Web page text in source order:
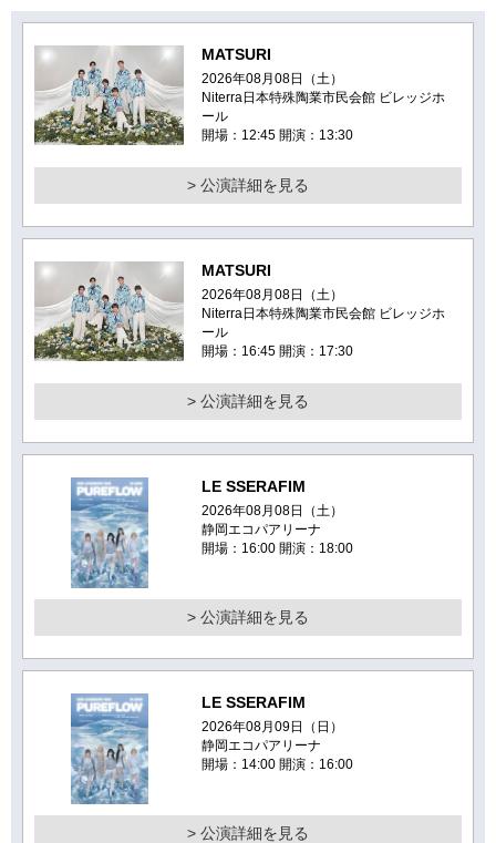
MATSURI
2026年08月08日（土）
Niterra日本特殊陶業市民会館 ビレッジホ
ール
開場：12:45 開演：13:30
> 公演詳細を見る
MATSURI
2026年08月08日（土）
Niterra日本特殊陶業市民会館 ビレッジホ
ール
開場：16:45 開演：17:30
> 公演詳細を見る
LE SSERAFIM
2026年08月08日（土）
静岡エコパアリーナ
開場：16:00 開演：18:00
> 公演詳細を見る
LE SSERAFIM
2026年08月09日（日）
静岡エコパアリーナ
開場：14:00 開演：16:00
> 公演詳細を見る